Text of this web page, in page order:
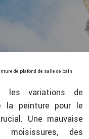
de plafond de salle de bain
les variations de
la peinture pour le
Une mauvaise
des